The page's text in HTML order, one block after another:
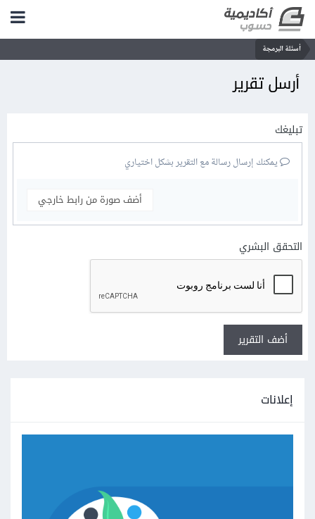
أسئلة البرمجة
أرسل تقرير
تبليغك
يمكنك إرسال رسالة مع التقرير بشكل اختياري
أضف صورة من رابط خارجي
التحقق البشري
أضف التقرير
إعلانات